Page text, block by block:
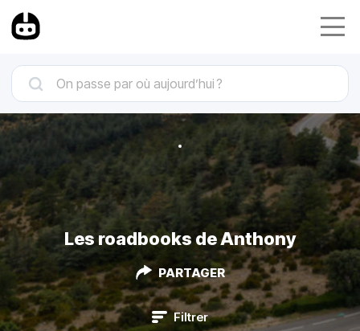
Les roadbooks de Anthony
PARTAGER
Filtrer